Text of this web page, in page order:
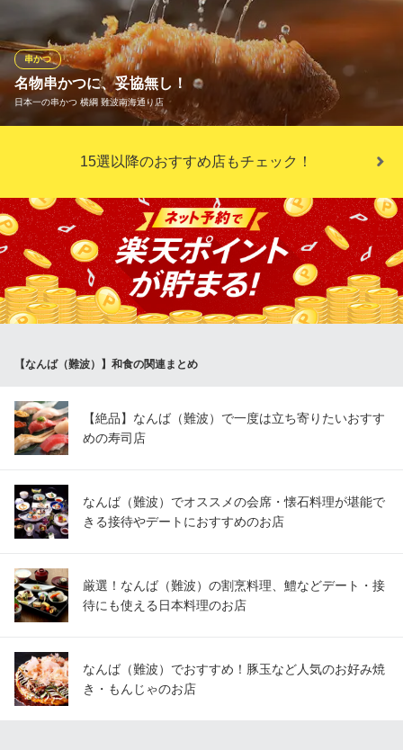
使用。絶品の「車海老」は特に大人気!!素材を生かした『厳選の海
の幸』を、こだわりの『備長炭』でじっくり焼き上げる。 五感で
味わうわたるの串焼きをご堪能ください。
備長串屋 わたる 難波本店
海鮮串焼き・座敷宴会
名物串かつに、妥協無し！
日本一の串かつ 横綱 難波南海通り店
串かつ
食材、衣、揚げ、ソース、すべてにこだわり抜いた妥協のない串
かつが、横綱の代名詞、串かつです。茶美豚や和牛サーロインな
鮮、お野菜、創作串かつに、難波南海通り店限定の串かつも♪横綱
名物串かつをランチでもディナーでも存分に味わってください！
日本一の串かつ 横綱 難波南海通り店
居酒屋・串かつ
大阪メトロ千日前線なんば駅 徒歩2分
15選以降のおすすめ店もチェック！
【なんば（難波）】和食の関連まとめ
【絶品】なんば（難波）で一度は立ち寄りたいおすす
めの寿司店
なんば（難波）でオススメの会席・懐石料理が堪能で
きる接待やデートにおすすめのお店
厳選！なんば（難波）の割烹料理、鱧などデート・接
待にも使える日本料理のお店
なんば（難波）でおすすめ！豚玉など人気のお好み焼
き・もんじゃのお店